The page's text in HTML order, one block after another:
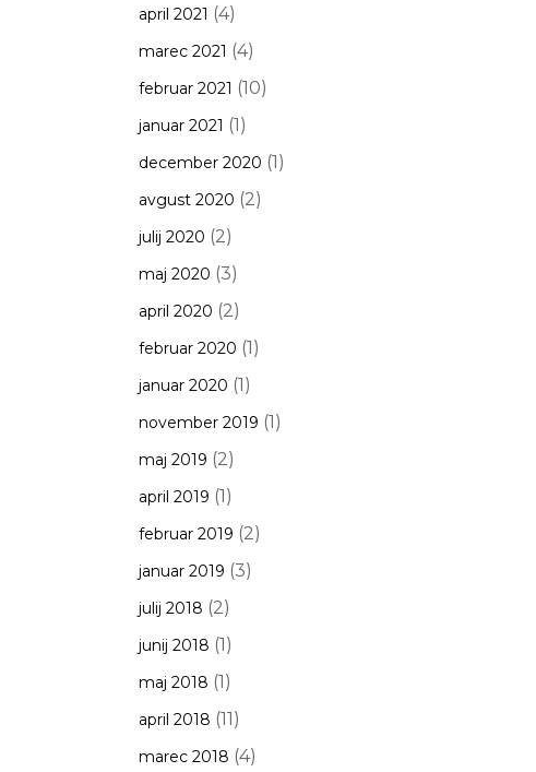
april 2021 (4)
marec 2021 (4)
februar 2021 (10)
januar 2021 (1)
december 2020 (1)
avgust 2020 (2)
julij 2020 (2)
maj 2020 (3)
april 2020 (2)
februar 2020 (1)
januar 2020 (1)
november 2019 (1)
maj 2019 (2)
april 2019 (1)
februar 2019 (2)
januar 2019 (3)
julij 2018 (2)
junij 2018 (1)
maj 2018 (1)
april 2018 (11)
marec 2018 (4)